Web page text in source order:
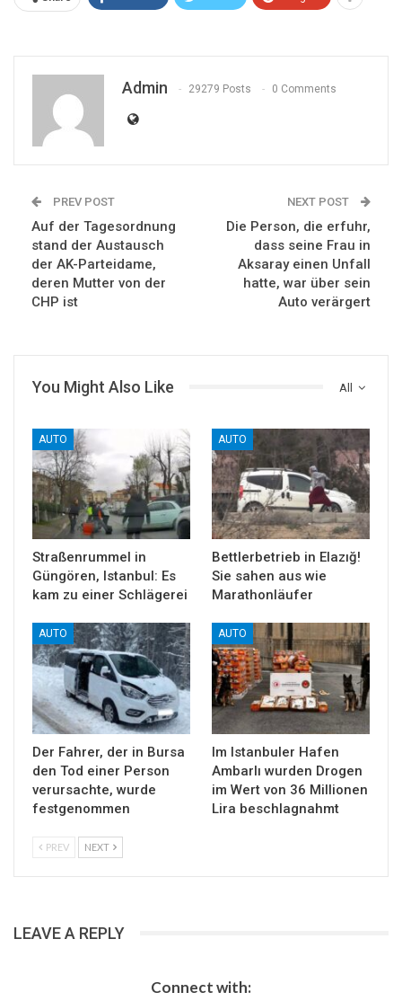
Admin 29279 Posts 0 Comments
PREV POST
Auf der Tagesordnung
stand der Austausch
der AK-Parteidame,
deren Mutter von der
CHP ist
NEXT POST
Die Person, die erfuhr,
dass seine Frau in
Aksaray einen Unfall
hatte, war über sein
Auto verärgert
All
You Might Also Like
AUTO
Straßenrummel in
Güngören, Istanbul: Es
kam zu einer Schlägerei
AUTO
Bettlerbetrieb in Elazığ!
Sie sahen aus wie
Marathonläufer
AUTO
Der Fahrer, der in Bursa
den Tod einer Person
verursachte, wurde
festgenommen
AUTO
Im Istanbuler Hafen
Ambarlı wurden Drogen
im Wert von 36 Millionen
Lira beschlagnahmt
PREV NEXT
LEAVE A REPLY
Connect with: